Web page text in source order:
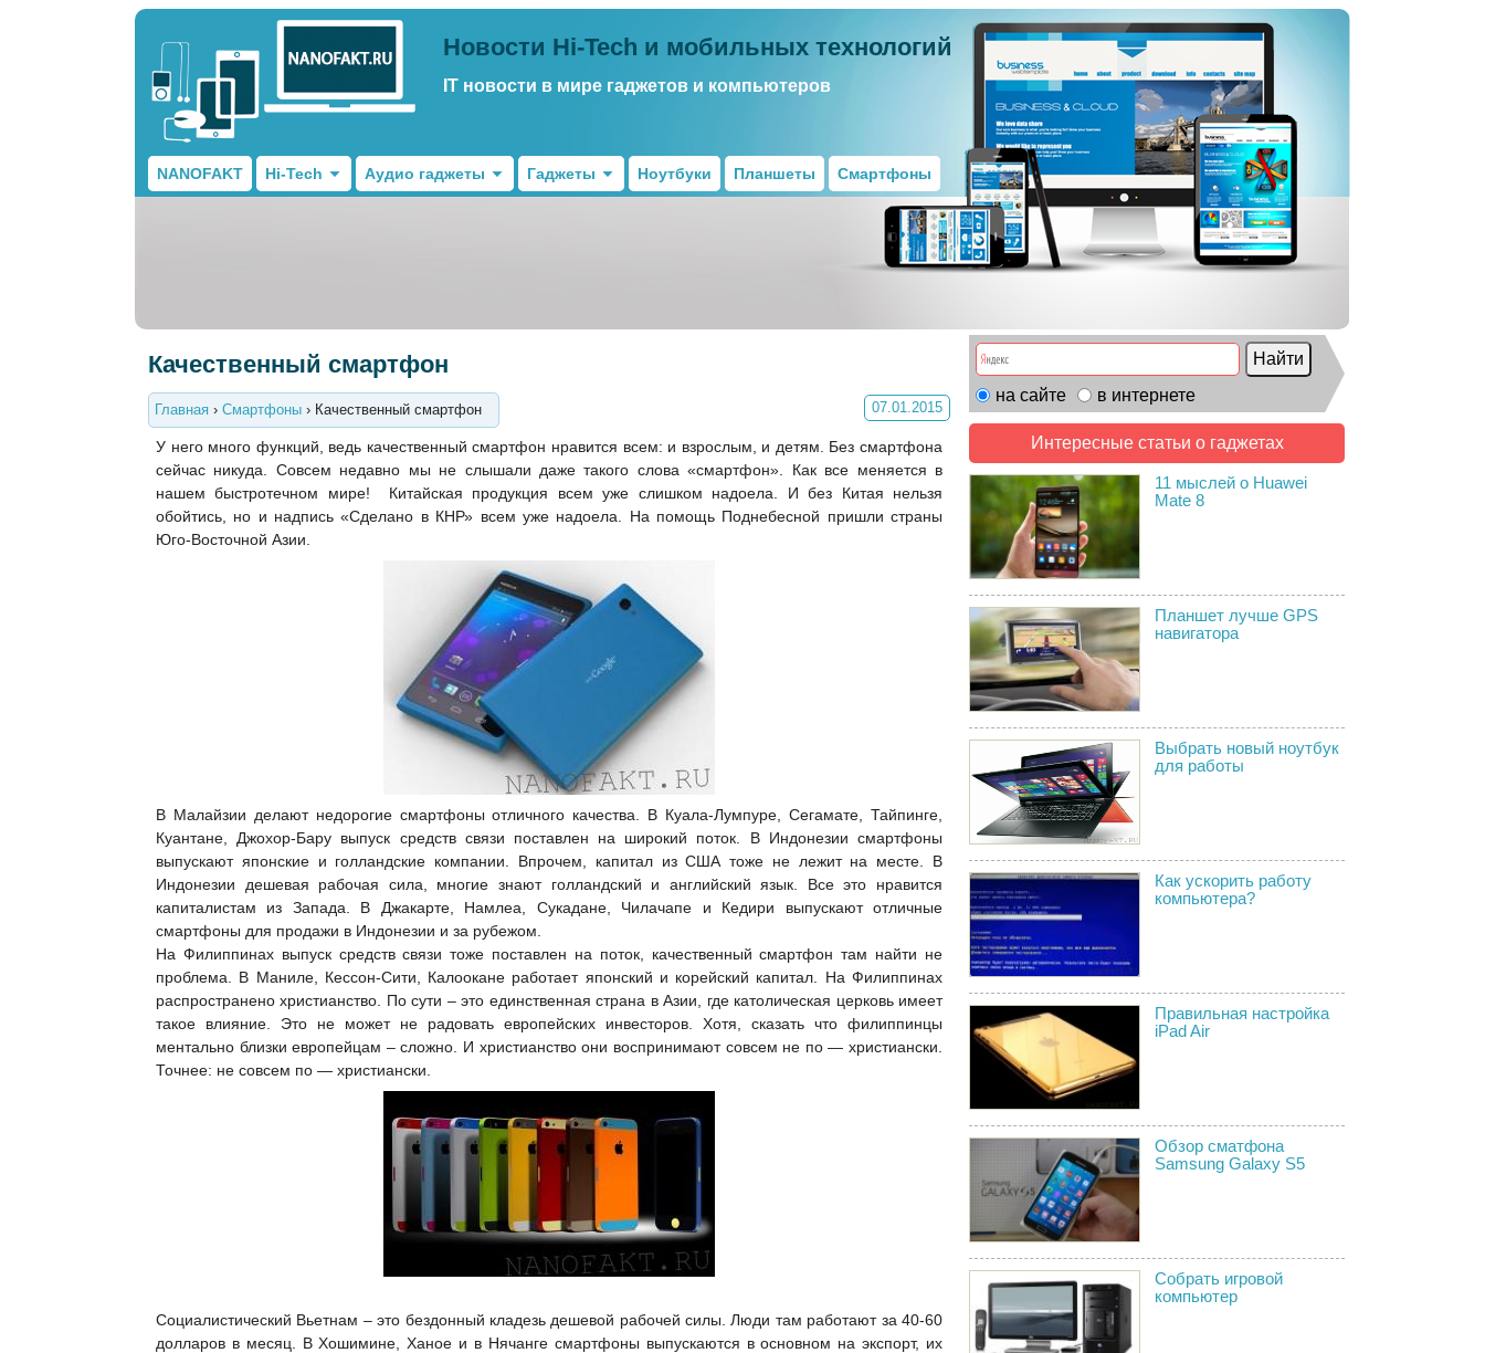
Новости Hi-Tech и мобильных технологий
IT новости в мире гаджетов и компьютеров
NANOFAKT Hi-Tech Аудио гаджеты Гаджеты Ноутбуки Планшеты Смартфоны
Качественный смартфон
Главная › Смартфоны › Качественный смартфон 07.01.2015
У него много функций, ведь качественный смартфон нравится всем: и взрослым, и детям. Без смартфона
сейчас никуда. Совсем недавно мы не слышали даже такого слова «смартфон». Как все меняется в
нашем быстротечном мире! Китайская продукция всем уже слишком надоела. И без Китая нельзя
обойтись, но и надпись «Сделано в КНР» всем уже надоела. На помощь Поднебесной пришли страны
Юго-Восточной Азии.
В Малайзии делают недорогие смартфоны отличного качества. В Куала-Лумпуре, Сегамате, Тайпинге,
Куантане, Джохор-Бару выпуск средств связи поставлен на широкий поток. В Индонезии смартфоны
выпускают японские и голландские компании. Впрочем, капитал из США тоже не лежит на месте. В
Индонезии дешевая рабочая сила, многие знают голландский и английский язык. Все это нравится
капиталистам из Запада. В Джакарте, Намлеа, Сукадане, Чилачапе и Кедири выпускают отличные
смартфоны для продажи в Индонезии и за рубежом.
На Филиппинах выпуск средств связи тоже поставлен на поток, качественный смартфон там найти не
проблема. В Маниле, Кессон-Сити, Калоокане работает японский и корейский капитал. На Филиппинах
распространено христианство. По сути – это единственная страна в Азии, где католическая церковь имеет
такое влияние. Это не может не радовать европейских инвесторов. Хотя, сказать что филиппинцы
ментально близки европейцам – сложно. И христианство они воспринимают совсем не по — христиански.
Точнее: не совсем по — христиански.
Социалистический Вьетнам – это бездонный кладезь дешевой рабочей силы. Люди там работают за 40-60
долларов в месяц. В Хошимине, Ханое и в Нячанге смартфоны выпускаются в основном на экспорт, их
на сайте в интернете
Интересные статьи о гаджетах
11 мыслей о Huawei
Mate 8
Планшет лучше GPS
навигатора
Выбрать новый ноутбук
для работы
Как ускорить работу
компьютера?
Правильная настройка
iPad Air
Обзор сматфона
Samsung Galaxy S5
Собрать игровой
компьютер